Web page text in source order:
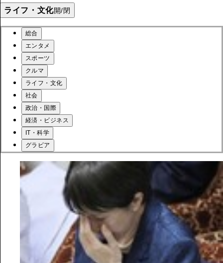
ライフ・文化開/閉
総合
エンタメ
スポーツ
クルマ
ライフ・文化
社会
政治・国際
経済・ビジネス
IT・科学
グラビア